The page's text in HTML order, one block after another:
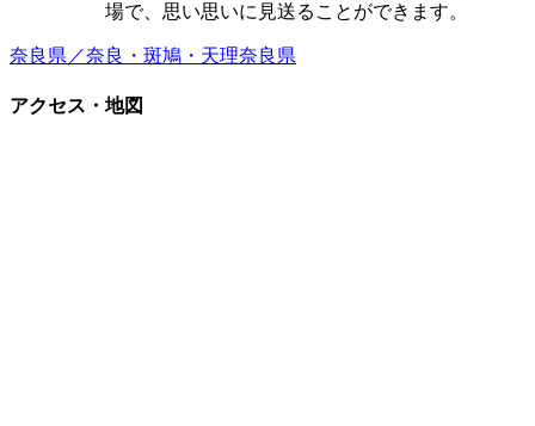
場で、思い思いに見送ることができます。
奈良県／奈良・斑鳩・天理奈良県
アクセス・地図